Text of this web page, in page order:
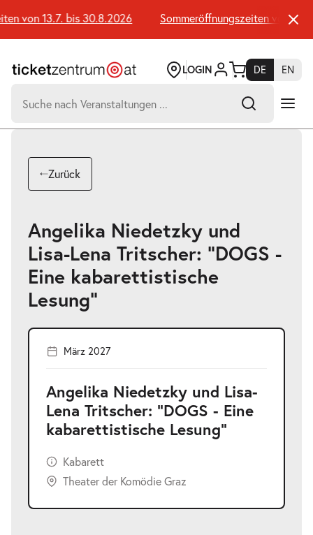
Seiteninhalt
springen
von 13.7. bis 30.8.2026 Sommeröffnungszeiten von
LOGIN DE
EN
nach:
Suchtreffer:
Zurück
Angelika Niedetzky und
Lisa-Lena Tritscher: "DOGS -
Eine kabarettistische
Lesung"
März 2027
Angelika Niedetzky und Lisa-
Lena Tritscher: "DOGS - Eine
kabarettistische Lesung"
Kabarett
Theater der Komödie Graz